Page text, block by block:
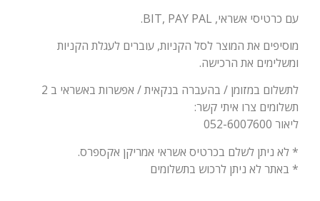
עם כרטיסי אשראי, BIT, PAY PAL.
מוסיפים את המוצר לסל הקניות, עוברים לעגלת הקניות
ומשלימים את הרכישה.
לתשלום במזומן / בהעברה בנקאית / אפשרות באשראי ב 2
תשלומים צרו איתי קשר:
ליאור 052-6007600
* לא ניתן לשלם בכרטיס אשראי אמריקן אקספרס.
* באתר לא ניתן לרכוש בתשלומים